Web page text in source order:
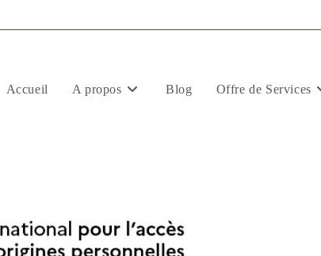
Accueil A propos Blog Offre de Services